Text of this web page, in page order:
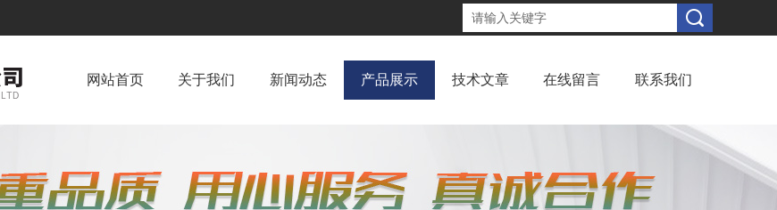
网站首页 关于我们 新闻动态 产品展示 技术文章 在线留言 联系我们